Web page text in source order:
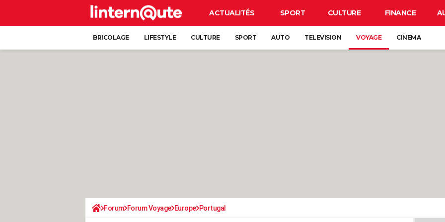
ACTUALITÉS SPORT CULTURE FINANCE
BRICOLAGE LIFESTYLE CULTURE SPORT AUTO TELEVISION VOYAGE CINEMA
Forum Forum Voyage Europe Portugal